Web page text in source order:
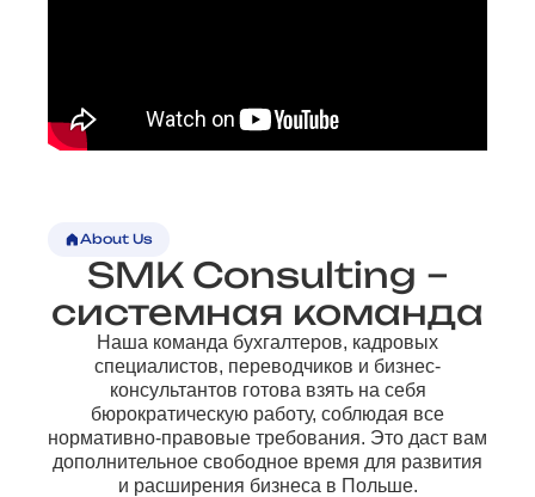
About Us
SMK Consulting –
системная команда
Наша команда бухгалтеров, кадровых
специалистов, переводчиков и бизнес-
консультантов готова взять на себя
бюрократическую работу, соблюдая все
нормативно-правовые требования. Это даст вам
дополнительное свободное время для развития
и расширения бизнеса в Польше.